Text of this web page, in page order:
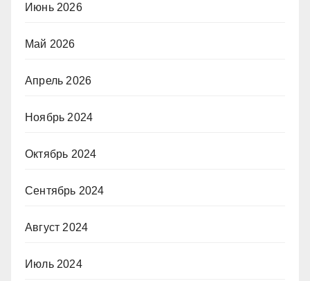
Июнь 2026
Май 2026
Апрель 2026
Ноябрь 2024
Октябрь 2024
Сентябрь 2024
Август 2024
Июль 2024